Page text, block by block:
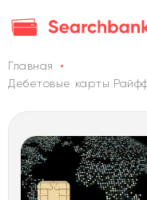
Главная
Дебетовые карты